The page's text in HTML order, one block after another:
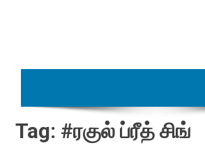
Tag: #ரகுல் ப்ரீத் சிங்